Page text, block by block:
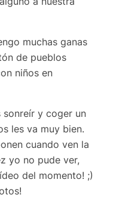
muchas ganas
de pueblos
niños en
sonreír y coger un
les va muy bien.
cuando ven la
yo no pude ver,
del momento! ;)